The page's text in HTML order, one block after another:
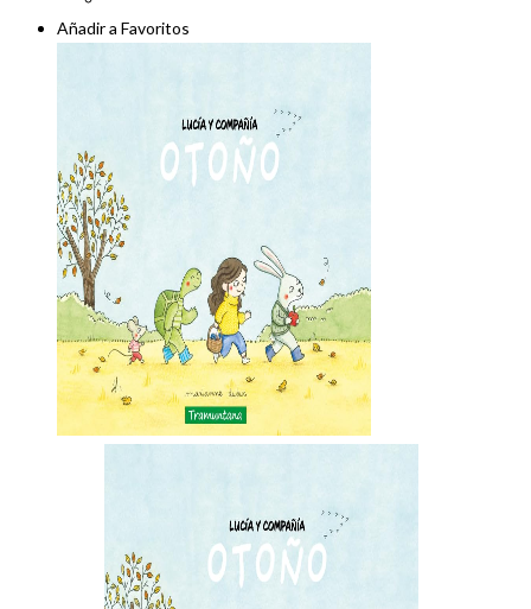
Añadir a Favoritos